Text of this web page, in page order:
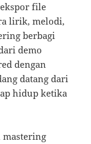
file
lirik, melodi,
berbagi
demo
dengan
datang dari
hidup ketika
mastering